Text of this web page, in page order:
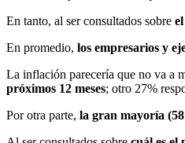
En tanto, al ser consultados sobre
En promedio, los empresarios y
La inflación parecería que no va a
próximos 12 meses; otro 27%
Por otra parte, la gran mayoría